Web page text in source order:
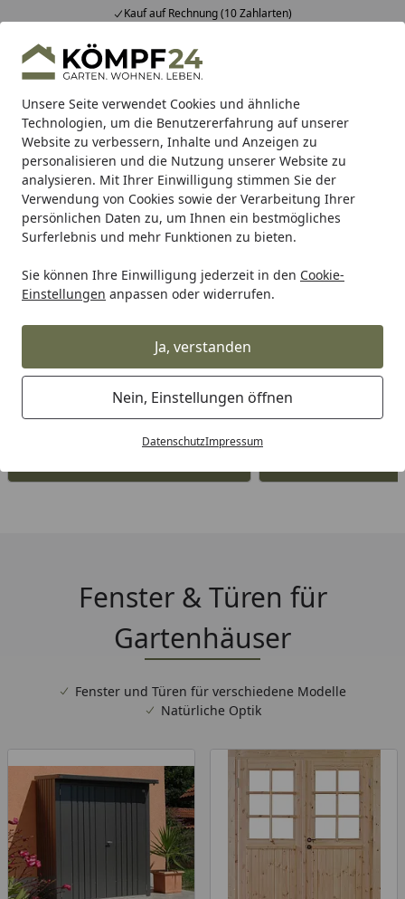
Unsere Seite verwendet Cookies und ähnliche
Technologien, um die Benutzererfahrung auf unserer
Website zu verbessern, Inhalte und Anzeigen zu
personalisieren und die Nutzung unserer Website zu
analysieren. Mit Ihrer Einwilligung stimmen Sie der
Verwendung von Cookies sowie der Verarbeitung Ihrer
persönlichen Daten zu, um Ihnen ein bestmögliches
Surferlebnis und mehr Funktionen zu bieten.
Sie können Ihre Einwilligung jederzeit in den Cookie-
Einstellungen anpassen oder widerrufen.
Ja, verstanden
Nein, Einstellungen öffnen
DatenschutzImpressum
Fachberatung & individuelle
Alle Produkte
Mein Konto
Suchen
Startseite
Gartenhaus Zubehör
Zubehör für Gartenhäuser & Co.
Wählen Sie den Zubehör-Bereich für
Ihr Gartenhaus:
Fenster & Türen für
Gartenhäuser
Fenster und Türen für verschiedene Modelle
Natürliche Optik